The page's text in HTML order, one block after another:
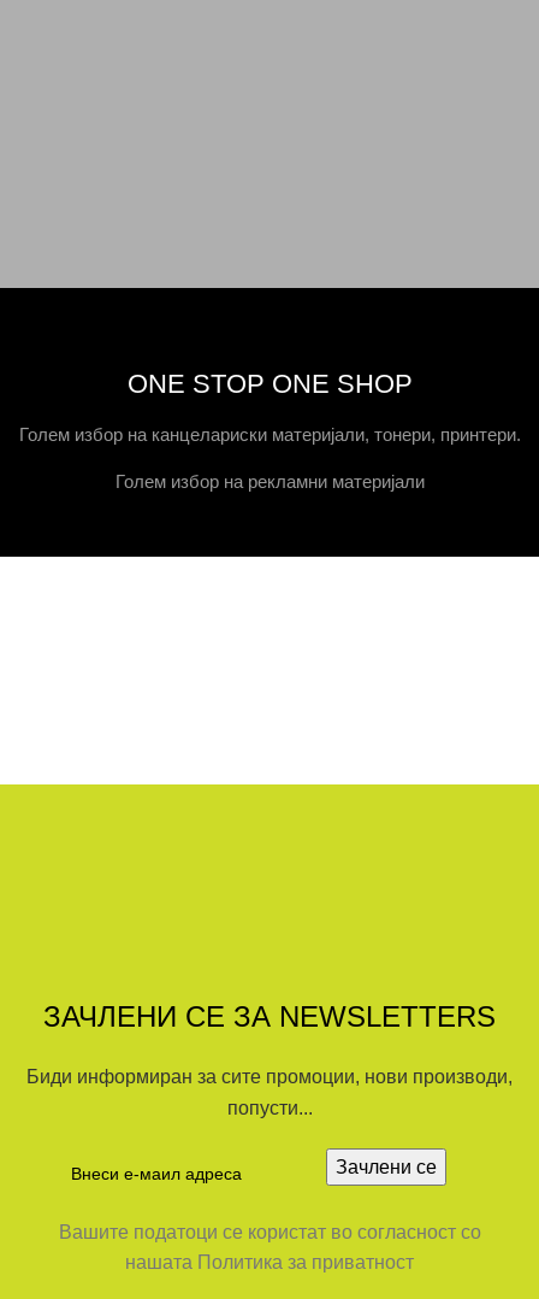
ONE STOP ONE SHOP
Голем избор на канцелариски материјали, тонери, принтери.
Голем избор на рекламни материјали
ЗАЧЛЕНИ СЕ ЗА NEWSLETTERS
Биди информиран за сите промоции, нови производи,
попусти...
Вашите податоци се користат во согласност со
нашата Политика за приватност